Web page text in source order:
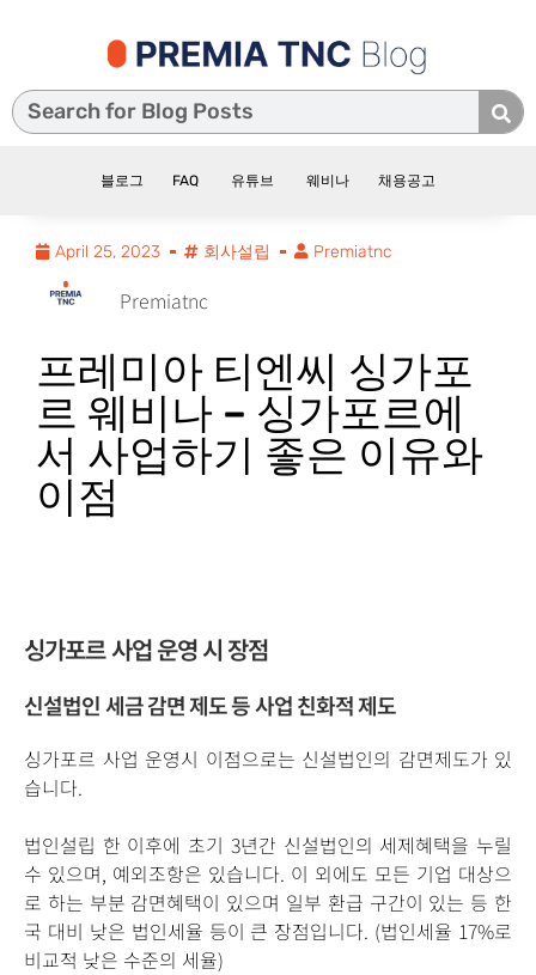
블로그 FAQ 유튜브 웨비나 채용공고
April 25, 2023 회사설립 Premiatnc
Premiatnc
프레미아 티엔씨 싱가포
르 웨비나 – 싱가포르에
서 사업하기 좋은 이유와
이점
싱가포르 사업 운영 시 장점
신설법인 세금 감면 제도 등 사업 친화적 제도
싱가포르 사업 운영시 이점으로는 신설법인의 감면제도가 있
습니다.
법인설립 한 이후에 초기 3년간 신설법인의 세제혜택을 누릴
수 있으며, 예외조항은 있습니다. 이 외에도 모든 기업 대상으
로 하는 부분 감면혜택이 있으며 일부 환급 구간이 있는 등 한
국 대비 낮은 법인세율 등이 큰 장점입니다. (법인세율 17%로
비교적 낮은 수준의 세율)